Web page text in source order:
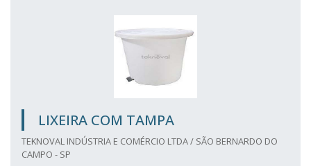
LIXEIRA COM TAMPA
TEKNOVAL INDÚSTRIA E COMÉRCIO LTDA / SÃO BERNARDO DO
CAMPO - SP